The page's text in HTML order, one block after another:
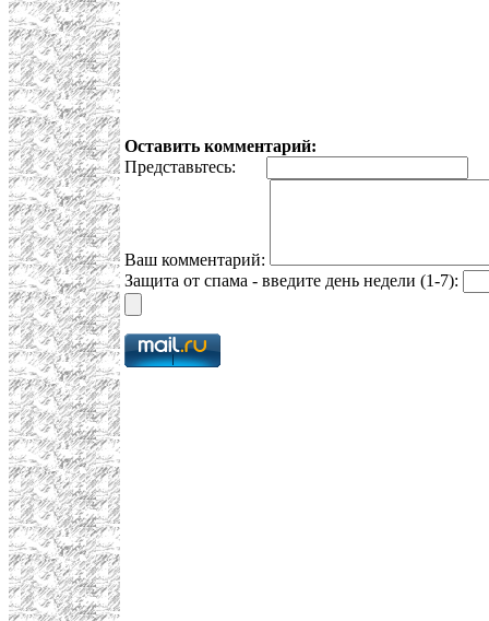
Оставить комментарий:
Представьтесь:
Ваш комментарий:
Защита от спама - введите день недели (1-7):